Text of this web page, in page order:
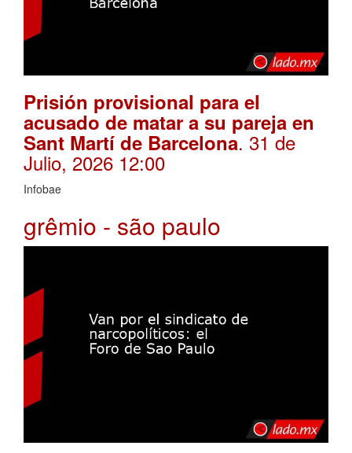
Prisión provisional para el
acusado de matar a su pareja en
Sant Martí de Barcelona. 31 de
Julio, 2026 12:00
Infobae
grêmio - são paulo